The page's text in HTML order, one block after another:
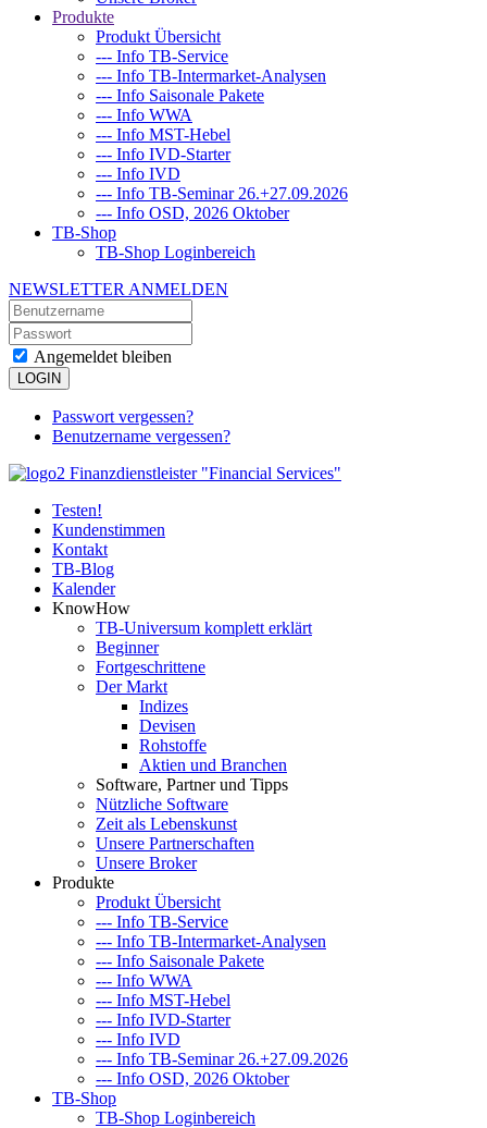
Produkte
Produkt Übersicht
--- Info TB-Service
--- Info TB-Intermarket-Analysen
--- Info Saisonale Pakete
--- Info WWA
--- Info MST-Hebel
--- Info IVD-Starter
--- Info IVD
--- Info TB-Seminar 26.+27.09.2026
--- Info OSD, 2026 Oktober
TB-Shop
TB-Shop Loginbereich
NEWSLETTER ANMELDEN
Angemeldet bleiben
LOGIN
Passwort vergessen?
Benutzername vergessen?
Testen!
Kundenstimmen
Kontakt
TB-Blog
Kalender
KnowHow
TB-Universum komplett erklärt
Beginner
Fortgeschrittene
Der Markt
Indizes
Devisen
Rohstoffe
Aktien und Branchen
Software, Partner und Tipps
Nützliche Software
Zeit als Lebenskunst
Unsere Partnerschaften
Unsere Broker
Produkte
Produkt Übersicht
--- Info TB-Service
--- Info TB-Intermarket-Analysen
--- Info Saisonale Pakete
--- Info WWA
--- Info MST-Hebel
--- Info IVD-Starter
--- Info IVD
--- Info TB-Seminar 26.+27.09.2026
--- Info OSD, 2026 Oktober
TB-Shop
TB-Shop Loginbereich